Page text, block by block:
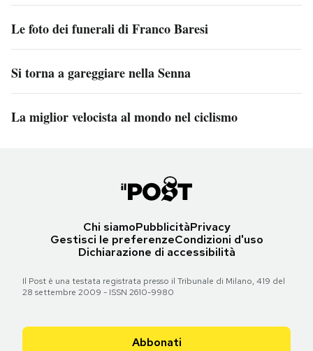
Le foto dei funerali di Franco Baresi
Si torna a gareggiare nella Senna
La miglior velocista al mondo nel ciclismo
Chi siamoPubblicitàPrivacy
Gestisci le preferenzeCondizioni d'uso
Dichiarazione di accessibilità
Il Post è una testata registrata presso il Tribunale di Milano, 419 del
28 settembre 2009 - ISSN 2610-9980
Abbonati